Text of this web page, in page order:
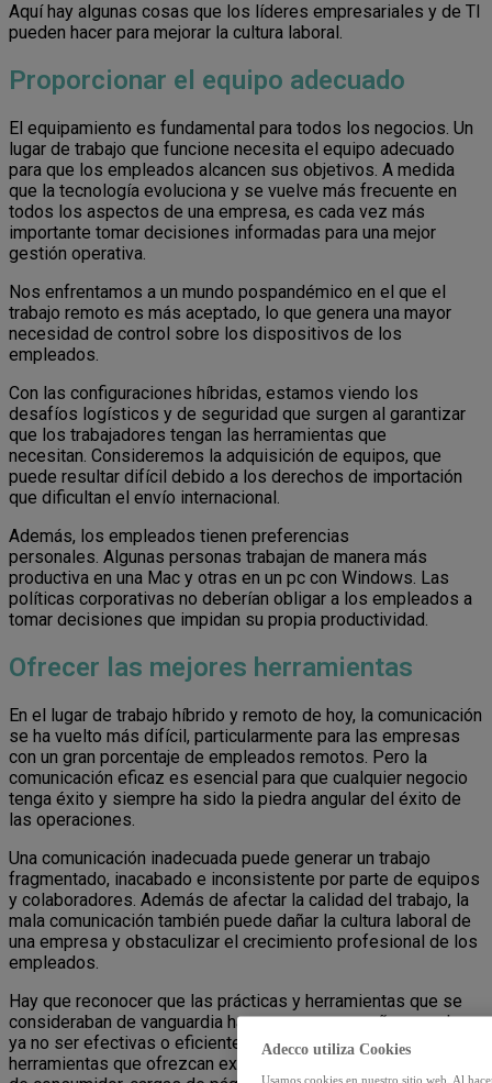
Aquí hay algunas cosas que los líderes empresariales y de TI
pueden hacer para mejorar la cultura laboral.
Proporcionar el equipo adecuado
El equipamiento es fundamental para todos los negocios. Un
lugar de trabajo que funcione necesita el equipo adecuado
para que los empleados alcancen sus objetivos. A medida
que la tecnología evoluciona y se vuelve más frecuente en
todos los aspectos de una empresa, es cada vez más
importante tomar decisiones informadas para una mejor
gestión operativa.
Nos enfrentamos a un mundo pospandémico en el que el
trabajo remoto es más aceptado, lo que genera una mayor
necesidad de control sobre los dispositivos de los
empleados.
Con las configuraciones híbridas, estamos viendo los
desafíos logísticos y de seguridad que surgen al garantizar
que los trabajadores tengan las herramientas que
necesitan. Consideremos la adquisición de equipos, que
puede resultar difícil debido a los derechos de importación
que dificultan el envío internacional.
Además, los empleados tienen preferencias
personales. Algunas personas trabajan de manera más
productiva en una Mac y otras en un pc con Windows. Las
políticas corporativas no deberían obligar a los empleados a
tomar decisiones que impidan su propia productividad.
Ofrecer las mejores herramientas
En el lugar de trabajo híbrido y remoto de hoy, la comunicación
se ha vuelto más difícil, particularmente para las empresas
con un gran porcentaje de empleados remotos. Pero la
comunicación eficaz es esencial para que cualquier negocio
tenga éxito y siempre ha sido la piedra angular del éxito de
las operaciones.
Una comunicación inadecuada puede generar un trabajo
fragmentado, inacabado e inconsistente por parte de equipos
y colaboradores. Además de afectar la calidad del trabajo, la
mala comunicación también puede dañar la cultura laboral de
una empresa y obstaculizar el crecimiento profesional de los
empleados.
Hay que reconocer que las prácticas y herramientas que se
consideraban de vanguardia hace apenas unos años pueden
ya no ser efectivas o eficientes. Los empleados prefieren
herramientas que ofrezcan experiencias de usuario de nivel
Adecco utiliza Cookies
Usamos cookies en nuestro sitio web. Al